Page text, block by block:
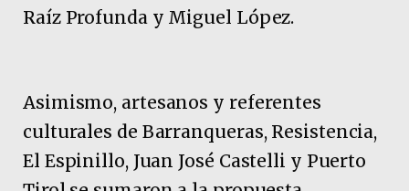
Raíz Profunda y Miguel López.
Asimismo, artesanos y referentes
culturales de Barranqueras, Resistencia,
El Espinillo, Juan José Castelli y Puerto